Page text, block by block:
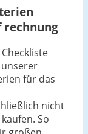
rechnung
für das
nicht
So